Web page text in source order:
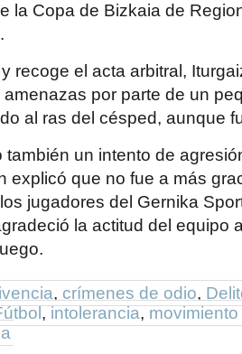
la Copa de Bizkaia de
recoge el acta arbitral,
por parte de un
al ras del césped, aunque
también un intento de
explicó que no fue a más
jugadores del Gernika
la actitud del equipo
, crímenes de odio,
, intolerancia,